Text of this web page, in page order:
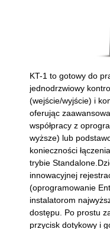
KT-1 to gotowy do
jednodrzwiowy
(wejście/wyjście) i
oferując
współpracy z
wyższe) lub
konieczności
trybie
innowacyjnej
(oprogramowanie
instalatorom
dostępu. Po prostu
przycisk dotykowy i